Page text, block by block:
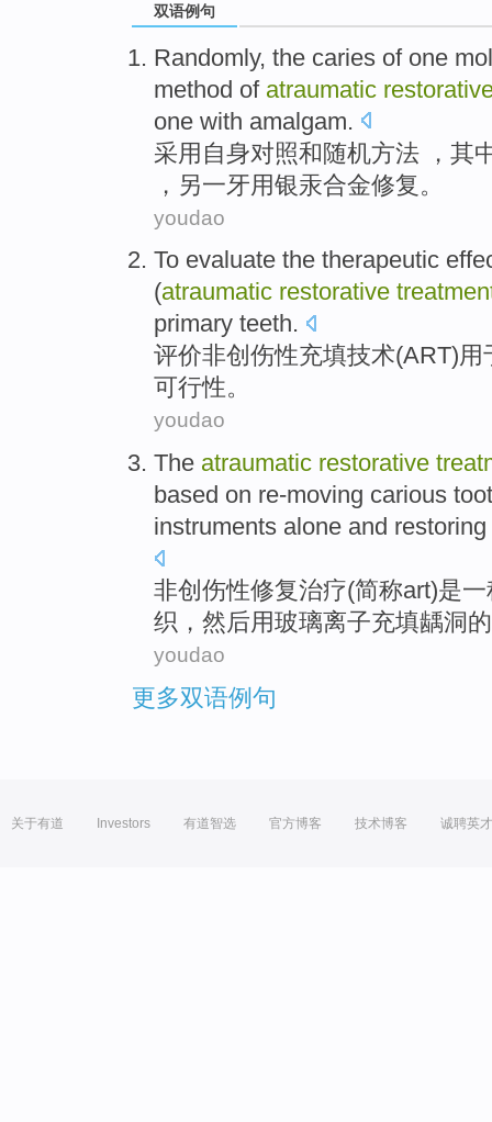
双语例句
Randomly, the caries of one
method of atraumatic
one with amalgam.
采用自身对照和随机方法 ，其
， 另一牙用银汞合金修复。
youdao
To evaluate the therapeutic
(atraumatic restorative
primary teeth.
评价非创伤性充填技术(ART)用
可行性。
youdao
The atraumatic restorative
based on re-moving carious
instruments alone and
非创伤性修复治疗(简称art)是一
织 ，然后用玻璃离子充填龋洞
youdao
更多双语例句
关于有道 Investors 有道智选 官方博客 技术博客 诚聘英才